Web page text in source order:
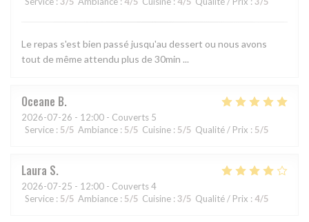
Le repas s'est bien passé jusqu'au dessert ou nous avons
tout de même attendu plus de 30min ...
Oceane B
2026-07-26 - 12:00 - Couverts 5
Service : 5/5 Ambiance : 5/5 Cuisine : 5/5 Qualité / Prix : 5/5
Laura S
2026-07-25 - 12:00 - Couverts 4
Service : 5/5 Ambiance : 5/5 Cuisine : 3/5 Qualité / Prix : 4/5